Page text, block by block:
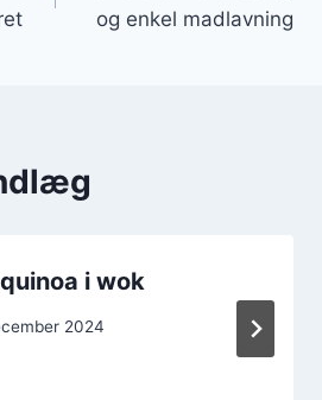
og enkel madlavning
i wok
2024